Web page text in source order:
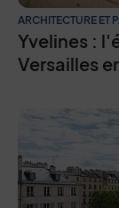
ARCHITECTURE ET
Yvelines :
Versailles